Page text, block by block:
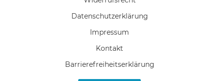
Daten­schutz­erklärung
Impressum
Kontakt
Barrierefreiheitserklärung